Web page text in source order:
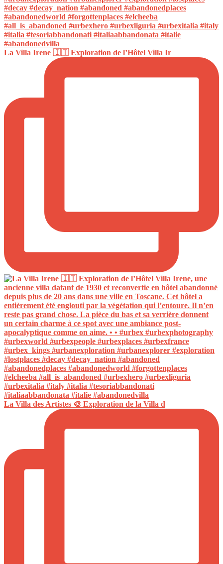
La Villa Irene 🇮🇹 Exploration de l’Hôtel Villa Ir
La Villa des Artistes 🎨 Exploration de la Villa d